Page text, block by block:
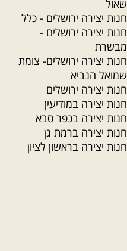
שאול
חנות יצירה ירושלים - כלל
חנות יצירה ירושלים -
מבשרת
חנות יצירה ירושלים- צומת
שמואל הנביא
חנות יצירה ירושלים
חנות יצירה במודיעין
חנות יצירה בכפר סבא
חנות יצירה ברמת גן
חנות יצירה בראשון לציון